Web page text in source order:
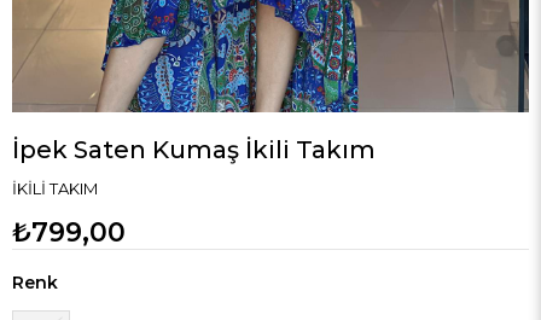
İpek Saten Kumaş İkili Takım
İKİLİ TAKIM
₺799,00
Renk